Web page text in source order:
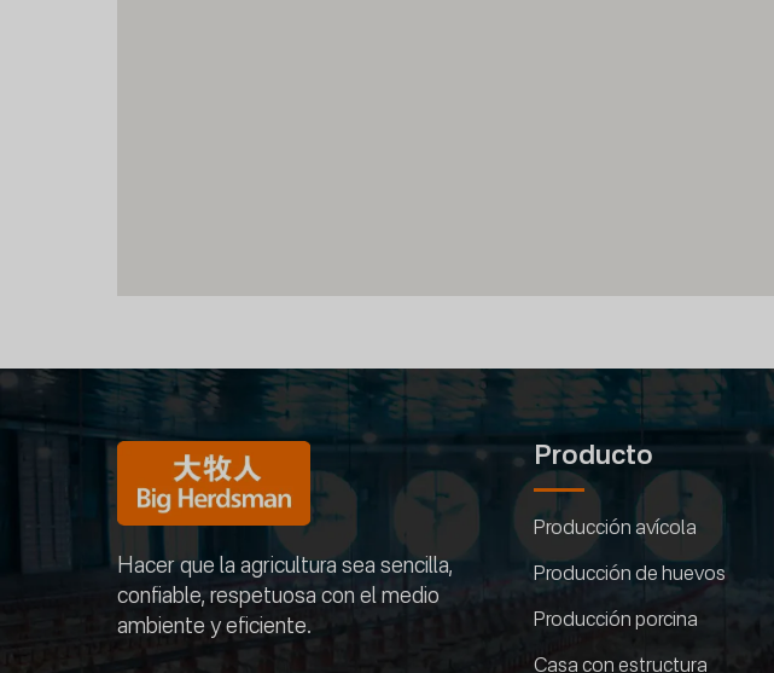
Hacer que la agricultura sea sencilla,
confiable, respetuosa con el medio
ambiente y eficiente.
Producto
Producción avícola
Producción de huevos
Producción porcina
Casa con estructura